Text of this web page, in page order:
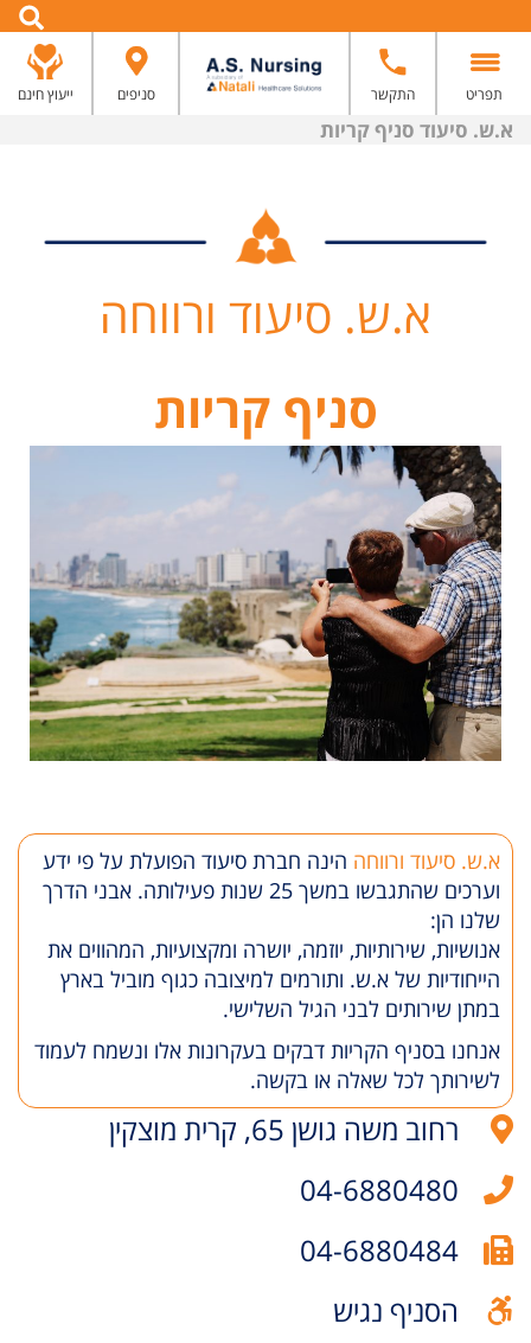
תפריט התקשר סניפים ייעוץ חינם
א.ש. סיעוד סניף קריות
א.ש. סיעוד ורווחה
סניף קריות
א.ש. סיעוד ורווחה הינה חברת סיעוד הפועלת על פי ידע
וערכים שהתגבשו במשך 25 שנות פעילותה. אבני הדרך
שלנו הן:
אנושיות, שירותיות, יוזמה, יושרה ומקצועיות, המהווים את
הייחודיות של א.ש. ותורמים למיצובה כגוף מוביל בארץ
במתן שירותים לבני הגיל השלישי.
אנחנו בסניף הקריות דבקים בעקרונות אלו ונשמח לעמוד
לשירותך לכל שאלה או בקשה.
רחוב משה גושן 65, קרית מוצקין
04-6880480
04-6880484
הסניף נגיש